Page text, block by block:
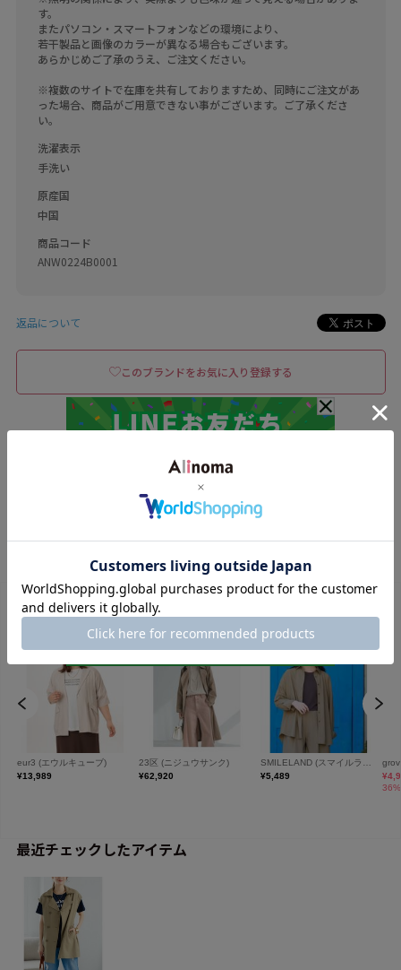
す。
またパソコン・スマートフォンなどの環境により、
若干製品と画像のカラーが異なる場合もございます。
あらかじめご了承のうえ、ご注文ください。
※複数のサイトで在庫を共有しておりますため、同時にご注文があ
った場合、商品がご用意できない事がございます。ご了承くださ
い。
洗濯表示
手洗い
原産国
中国
商品コード
ANW0224B0001
返品について
このブランドをお気に入り登録する
最近チェックしたアイテム